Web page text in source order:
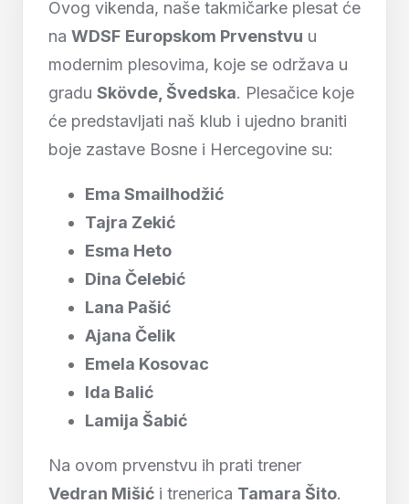
Ovog vikenda, naše takmičarke plesat će
na WDSF Europskom Prvenstvu u
modernim plesovima, koje se održava u
gradu Skövde, Švedska. Plesačice koje
će predstavljati naš klub i ujedno braniti
boje zastave Bosne i Hercegovine su:
Ema Smailhodžić
Tajra Zekić
Esma Heto
Dina Čelebić
Lana Pašić
Ajana Čelik
Emela Kosovac
Ida Balić
Lamija Šabić
Na ovom prvenstvu ih prati trener
Vedran Mišić i trenerica Tamara Šito.